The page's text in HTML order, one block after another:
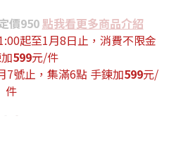
價950點我看更多商品介紹
起至1月8日止 ，消費不限金
599元/件
7號止，集滿6點 手鍊加599元/
件